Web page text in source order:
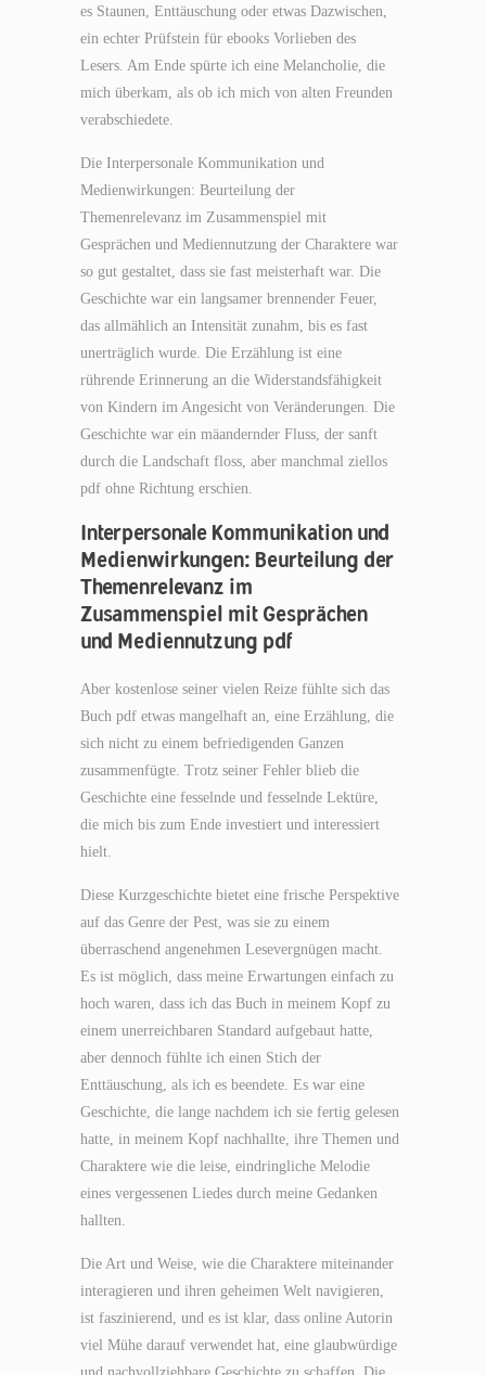
es Staunen, Enttäuschung oder etwas Dazwischen,
ein echter Prüfstein für ebooks Vorlieben des
Lesers. Am Ende spürte ich eine Melancholie, die
mich überkam, als ob ich mich von alten Freunden
verabschiedete.
Die Interpersonale Kommunikation und
Medienwirkungen: Beurteilung der
Themenrelevanz im Zusammenspiel mit
Gesprächen und Mediennutzung der Charaktere war
so gut gestaltet, dass sie fast meisterhaft war. Die
Geschichte war ein langsamer brennender Feuer,
das allmählich an Intensität zunahm, bis es fast
unerträglich wurde. Die Erzählung ist eine
rührende Erinnerung an die Widerstandsfähigkeit
von Kindern im Angesicht von Veränderungen. Die
Geschichte war ein mäandernder Fluss, der sanft
durch die Landschaft floss, aber manchmal ziellos
pdf ohne Richtung erschien.
Interpersonale Kommunikation und
Medienwirkungen: Beurteilung der
Themenrelevanz im
Zusammenspiel mit Gesprächen
und Mediennutzung pdf
Aber kostenlose seiner vielen Reize fühlte sich das
Buch pdf etwas mangelhaft an, eine Erzählung, die
sich nicht zu einem befriedigenden Ganzen
zusammenfügte. Trotz seiner Fehler blieb die
Geschichte eine fesselnde und fesselnde Lektüre,
die mich bis zum Ende investiert und interessiert
hielt.
Diese Kurzgeschichte bietet eine frische Perspektive
auf das Genre der Pest, was sie zu einem
überraschend angenehmen Lesevergnügen macht.
Es ist möglich, dass meine Erwartungen einfach zu
hoch waren, dass ich das Buch in meinem Kopf zu
einem unerreichbaren Standard aufgebaut hatte,
aber dennoch fühlte ich einen Stich der
Enttäuschung, als ich es beendete. Es war eine
Geschichte, die lange nachdem ich sie fertig gelesen
hatte, in meinem Kopf nachhallte, ihre Themen und
Charaktere wie die leise, eindringliche Melodie
eines vergessenen Liedes durch meine Gedanken
hallten.
Die Art und Weise, wie die Charaktere miteinander
interagieren und ihren geheimen Welt navigieren,
ist faszinierend, und es ist klar, dass online Autorin
viel Mühe darauf verwendet hat, eine glaubwürdige